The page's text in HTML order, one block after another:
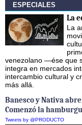
ESPECIALES
La
La
venezolano —ése que
integra en mercados
intercambio cultural y
más allá.
Banesco y Nativa
Comenzó la
Tweets by @PRODUCTO